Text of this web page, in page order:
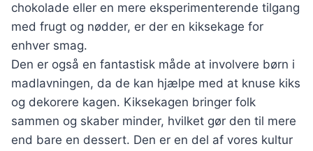
chokolade eller en mere eksperimenterende tilgang
med frugt og nødder, er der en kiksekage for
enhver smag.
Den er også en fantastisk måde at involvere børn i
madlavningen, da de kan hjælpe med at knuse kiks
og dekorere kagen. Kiksekagen bringer folk
sammen og skaber minder, hvilket gør den til mere
end bare en dessert. Den er en del af vores kultur